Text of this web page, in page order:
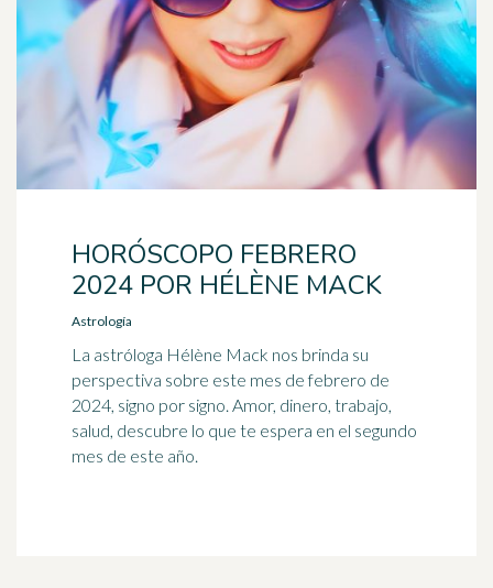
HORÓSCOPO FEBRERO
2024 POR HÉLÈNE MACK
Astrología
La astróloga Hélène Mack nos brinda su
perspectiva sobre este mes de febrero de
2024, signo por signo. Amor, dinero, trabajo,
salud, descubre lo que te espera en el segundo
mes de este año.